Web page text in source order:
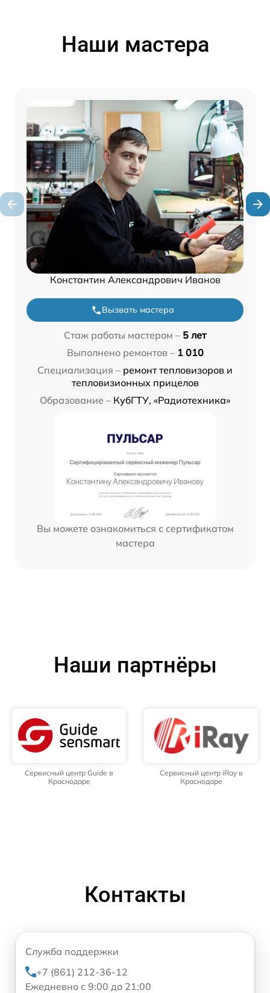
Наши мастера
Константин Александрович Иванов
Вызвать мастера
Стаж работы мастером – 5 лет
Выполнено ремонтов – 1 010
Специализация – ремонт тепловизоров и
тепловизионных прицелов
Образование – КубГТУ, «Радиотехника»
Вы можете ознакомиться с сертификатом
мастера
Наши партнёры
Сервисный центр Guide в
Краснодаре
Сервисный центр iRay в
Краснодаре
Контакты
Служба поддержки
+7 (861) 212-36-12
Ежедневно с 9:00 до 21:00